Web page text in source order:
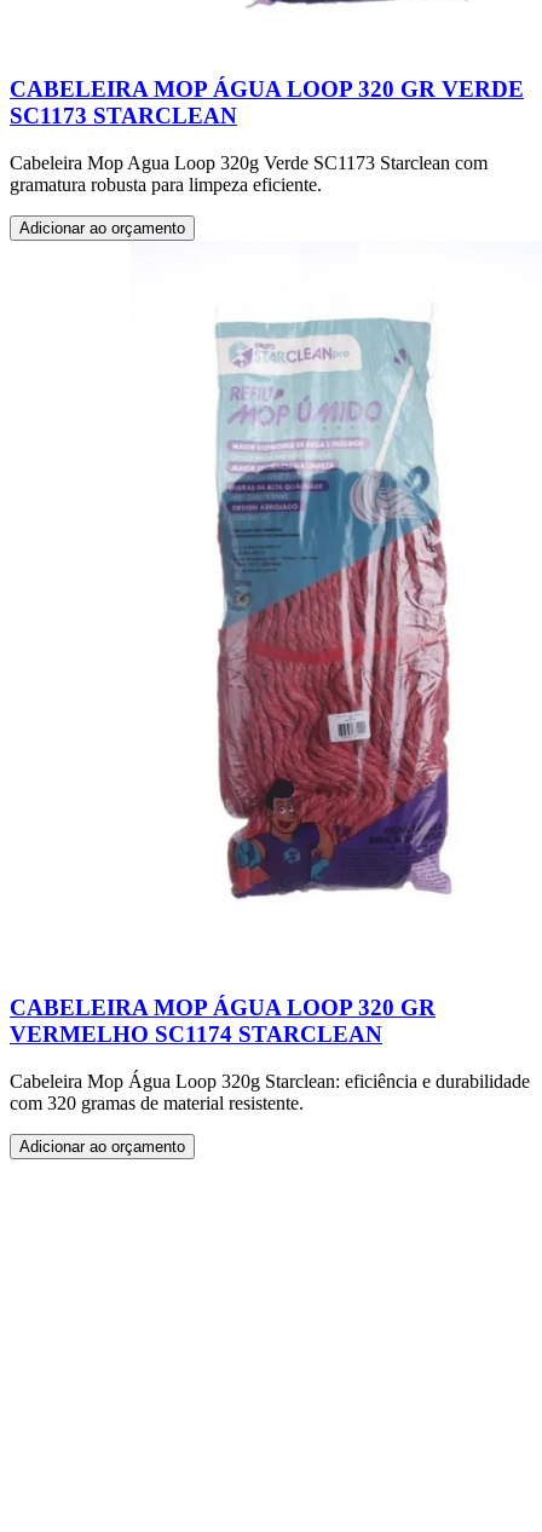
CABELEIRA MOP ÁGUA LOOP 320 GR VERDE
SC1173 STARCLEAN
Cabeleira Mop Agua Loop 320g Verde SC1173 Starclean com
gramatura robusta para limpeza eficiente.
Adicionar ao orçamento
CABELEIRA MOP ÁGUA LOOP 320 GR
VERMELHO SC1174 STARCLEAN
Cabeleira Mop Água Loop 320g Starclean: eficiência e durabilidade
com 320 gramas de material resistente.
Adicionar ao orçamento